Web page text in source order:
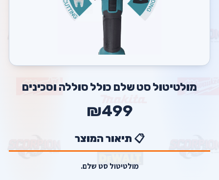
מולטיטול סט שלם כולל סוללה וסכינים
₪499
📋 תיאור המוצר
מולטיטול סט שלם.